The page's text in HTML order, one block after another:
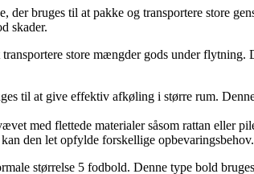
der bruges til at pakke og transportere store
skader.
store mængder gods under
til at give effektiv afkøling i større rum.
med flettede materialer såsom rattan eller
den let opfylde forskellige opbevaringsbehov.
størrelse 5 fodbold. Denne type bold